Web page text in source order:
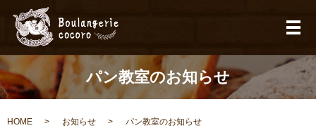
メ
パン教室のお知らせ
HOME お知らせ パン教室のお知らせ